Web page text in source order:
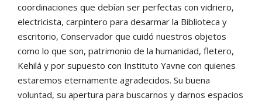
coordinaciones que debían ser perfectas con vidriero,
electricista, carpintero para desarmar la Biblioteca y
escritorio, Conservador que cuidó nuestros objetos
como lo que son, patrimonio de la humanidad, fletero,
Kehilá y por supuesto con Instituto Yavne con quienes
estaremos eternamente agradecidos. Su buena
voluntad, su apertura para buscarnos y darnos espacios